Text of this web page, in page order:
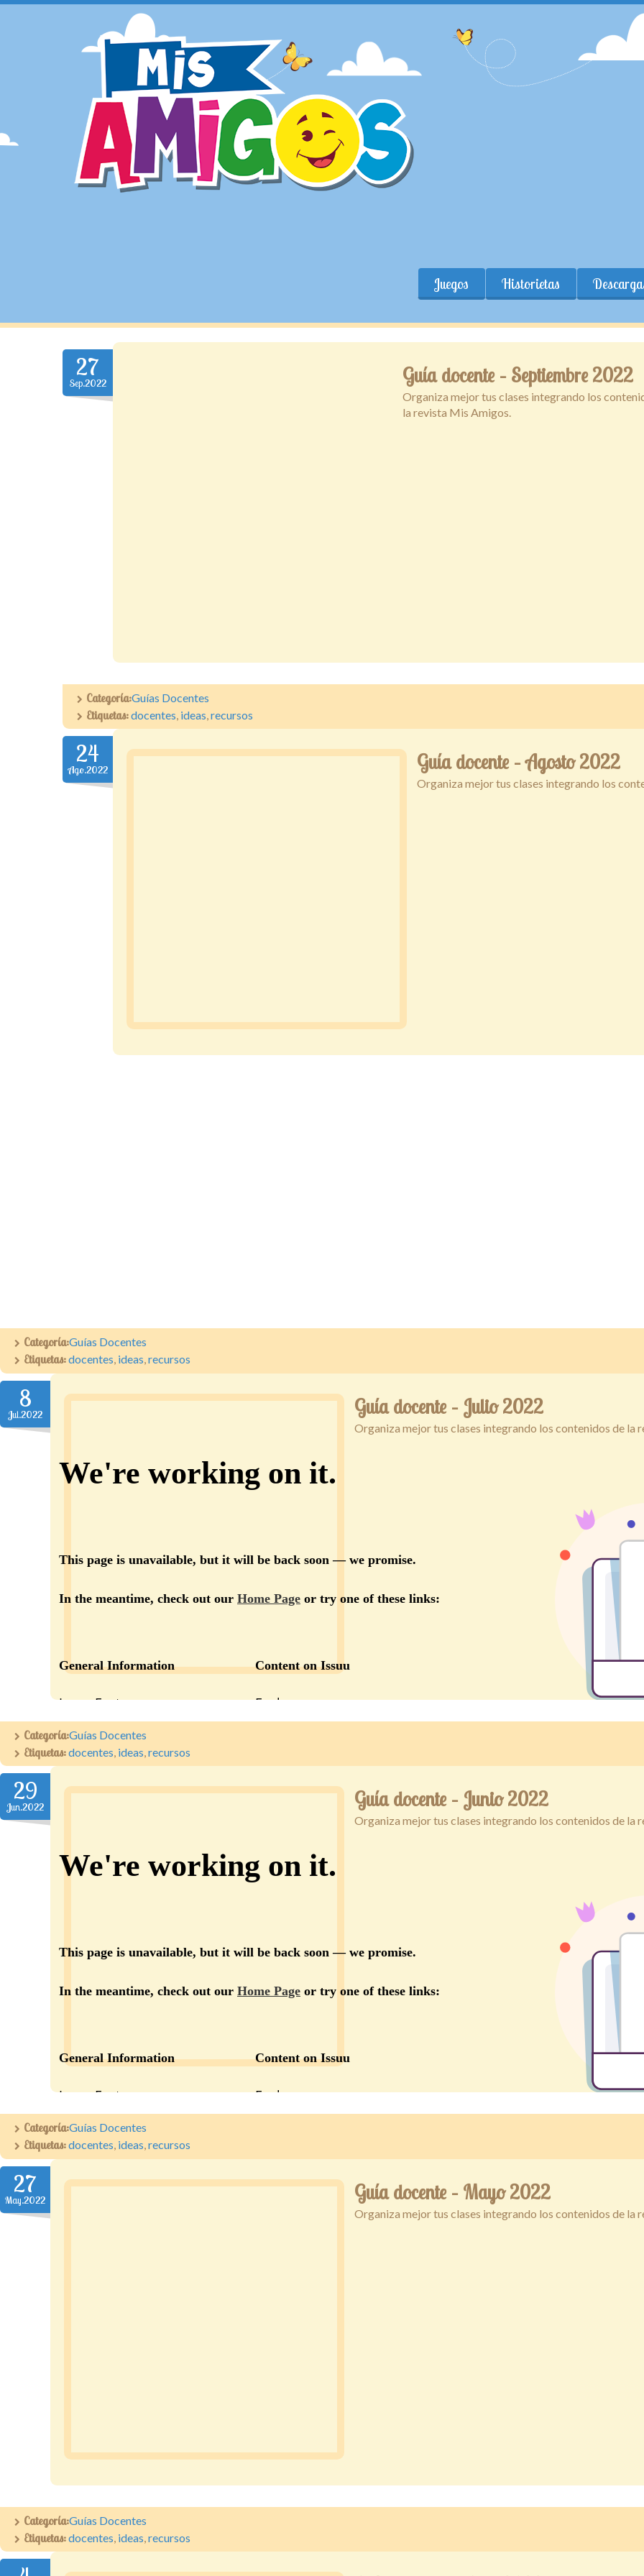
Juegos Historietas
27
Sep.2022 Guía docente – Septiembre 2022
Organiza mejor tus clases integrando los
la revista Mis Amigos.
Categoría:Guías Docentes
Etiquetas:docentes, ideas,recursos
24
Ago.2022 Guía docente – Agosto 2022
Organiza mejor tus clases integrando los
Categoría:Guías Docentes
Etiquetas:docentes, ideas,recursos
8
Jul.2022 Guía docente – Julio 2022
Organiza mejor tus clases integrando los contenidos de la
Categoría:Guías Docentes
Etiquetas:docentes ideas recursos
29
Jun.2022 Guía docente – Junio 2022
Organiza mejor tus clases integrando los contenidos de la
Categoría:Guías Docentes
Etiquetas:docentes, ideas,recursos
27
May.2022 Guía docente – Mayo 2022
Organiza mejor tus clases integrando los contenidos de la
Categoría:Guías Docentes
Etiquetas:docentes ideas recursos